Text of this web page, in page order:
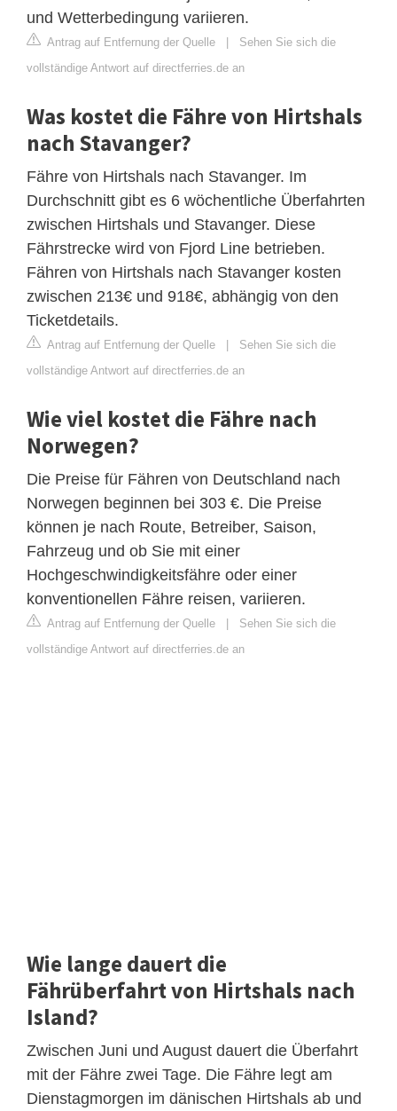
und Wetterbedingung variieren.
Antrag auf Entfernung der Quelle | Sehen Sie sich die
vollständige Antwort auf directferries.de an
Was kostet die Fähre von Hirtshals
nach Stavanger?
Fähre von Hirtshals nach Stavanger. Im
Durchschnitt gibt es 6 wöchentliche Überfahrten
zwischen Hirtshals und Stavanger. Diese
Fährstrecke wird von Fjord Line betrieben.
Fähren von Hirtshals nach Stavanger kosten
zwischen 213€ und 918€, abhängig von den
Ticketdetails.
Antrag auf Entfernung der Quelle | Sehen Sie sich die
vollständige Antwort auf directferries.de an
Wie viel kostet die Fähre nach
Norwegen?
Die Preise für Fähren von Deutschland nach
Norwegen beginnen bei 303 €. Die Preise
können je nach Route, Betreiber, Saison,
Fahrzeug und ob Sie mit einer
Hochgeschwindigkeitsfähre oder einer
konventionellen Fähre reisen, variieren.
Antrag auf Entfernung der Quelle | Sehen Sie sich die
vollständige Antwort auf directferries.de an
Wie lange dauert die
Fährüberfahrt von Hirtshals nach
Island?
Zwischen Juni und August dauert die Überfahrt
mit der Fähre zwei Tage. Die Fähre legt am
Dienstagmorgen im dänischen Hirtshals ab und